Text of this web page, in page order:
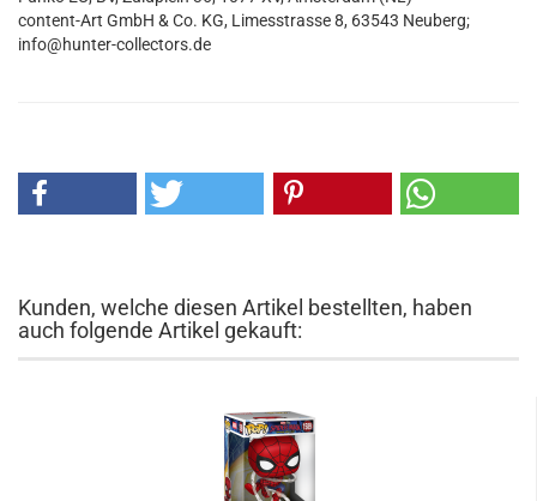
content-Art GmbH & Co. KG, Limesstrasse 8, 63543 Neuberg;
info@hunter-collectors.de
Kunden, welche diesen Artikel bestellten, haben
auch folgende Artikel gekauft: